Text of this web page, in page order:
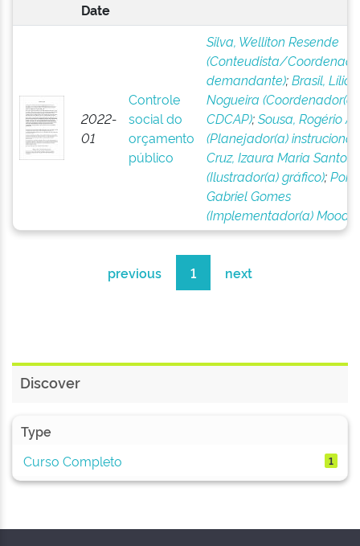
Date
2022-
01
Controle
social do
orçamento
público
Silva, Welliton Resende
(Conteudista/
demandante);Brasil, Lílian
Nogueira (Coordenador(a)
CDCAP);Sousa, Rogério
(Planejador(a) instrucional)
Cruz, Izaura Maria Santos
(Ilustrador(a) gráfico);
Gabriel Gomes
(Implementador(a)
previous 1 next
Discover
Type
Curso Completo
1